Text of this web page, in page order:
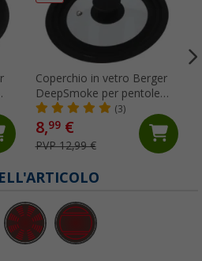
Coperchio in vetro Berger
DeepSmoke per pentole
con bordo in silicone
diametro 16 / 18 / 20 cm
(3)
8,99€
PVP 12,99 €